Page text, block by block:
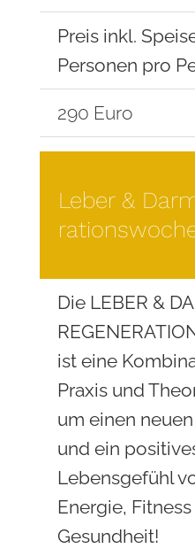
Preis inkl.
Personen pro
290 Euro
Leber &
Die LEBER &
ist eine
Praxis und
um einen
und ein
Lebensgefühl
Energie, Fitness
Gesundheit!